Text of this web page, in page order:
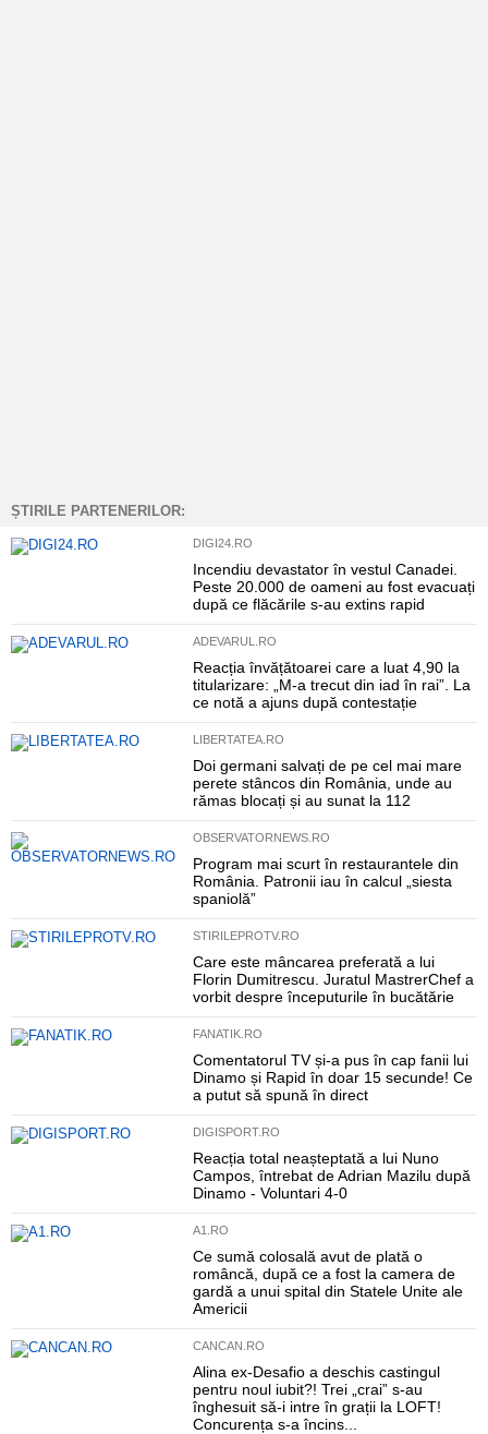
ȘTIRILE PARTENERILOR:
DIGI24.RO
Incendiu devastator în vestul Canadei.
Peste 20.000 de oameni au fost evacuați
după ce flăcările s-au extins rapid
ADEVARUL.RO
Reacția învățătoarei care a luat 4,90 la
titularizare: „M-a trecut din iad în rai”. La
ce notă a ajuns după contestație
LIBERTATEA.RO
Doi germani salvați de pe cel mai mare
perete stâncos din România, unde au
rămas blocați și au sunat la 112
OBSERVATORNEWS.RO
Program mai scurt în restaurantele din
România. Patronii iau în calcul „siesta
spaniolă”
STIRILEPROTV.RO
Care este mâncarea preferată a lui
Florin Dumitrescu. Juratul MastrerChef a
vorbit despre începuturile în bucătărie
FANATIK.RO
Comentatorul TV și-a pus în cap fanii lui
Dinamo și Rapid în doar 15 secunde! Ce
a putut să spună în direct
DIGISPORT.RO
Reacția total neașteptată a lui Nuno
Campos, întrebat de Adrian Mazilu după
Dinamo - Voluntari 4-0
A1.RO
Ce sumă colosală avut de plată o
româncă, după ce a fost la camera de
gardă a unui spital din Statele Unite ale
Americii
CANCAN.RO
Alina ex-Desafio a deschis castingul
pentru noul iubit?! Trei „crai” s-au
înghesuit să-i intre în grații la LOFT!
Concurența s-a încins...